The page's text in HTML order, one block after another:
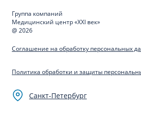
Группа компаний
Медицинский центр «XXI век»
@ 2026
Соглашение на обработку персональных
Политика обработки и защиты
Санкт-Петербург